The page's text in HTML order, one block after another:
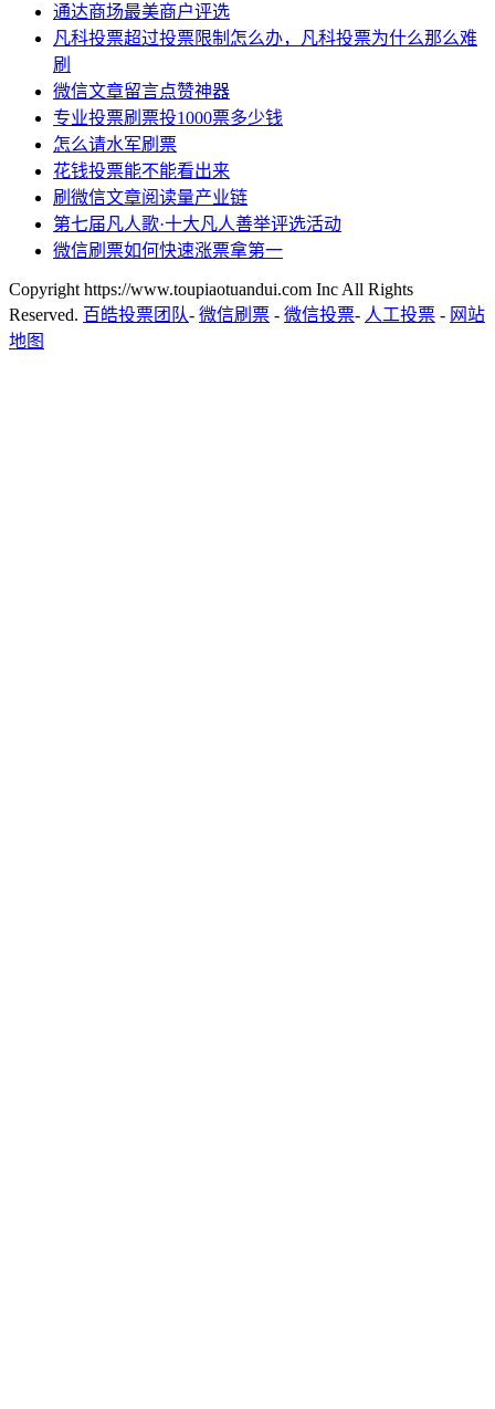
通达商场最美商户评选
凡科投票超过投票限制怎么办，凡科投票为什么那么难
刷
微信文章留言点赞神器
专业投票刷票投1000票多少钱
怎么请水军刷票
花钱投票能不能看出来
刷微信文章阅读量产业链
第七届凡人歌·十大凡人善举评选活动
微信刷票如何快速涨票拿第一
Copyright https://www.toupiaotuandui.com Inc All Rights
Reserved. 百皓投票团队- 微信刷票 - 微信投票- 人工投票 - 网站
地图